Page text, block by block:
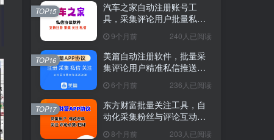
汽车之家自动注册账号工
具，采集评论用户批量私信
9个月前 240人已阅读
TOP15
美篇自动注册软件，批量采
集评论用户精准私信推送工
6个月前 236人已阅读
TOP16
东方财富批量关注工具，自
动化采集粉丝与评论互动软
8个月前 203人已阅读
TOP17